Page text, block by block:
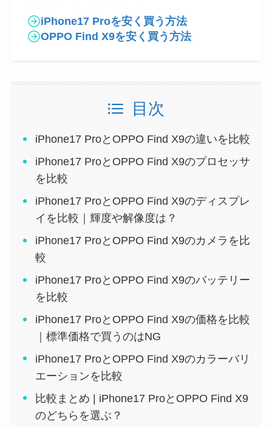
iPhone17 Proを安く買う方法
OPPO Find X9を安く買う方法
目次
iPhone17 ProとOPPO Find X9の違いを比較
iPhone17 ProとOPPO Find X9のプロセッサ
を比較
iPhone17 ProとOPPO Find X9のディスプレ
イを比較｜輝度や解像度は？
iPhone17 ProとOPPO Find X9のカメラを比
較
iPhone17 ProとOPPO Find X9のバッテリー
を比較
iPhone17 ProとOPPO Find X9の価格を比較
｜標準価格で買うのはNG
iPhone17 ProとOPPO Find X9のカラーバリ
エーションを比較
比較まとめ | iPhone17 ProとOPPO Find X9
のどちらを選ぶ？